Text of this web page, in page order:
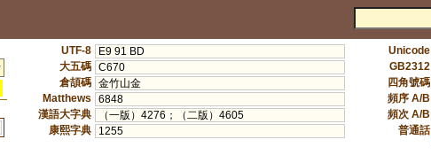
UTF-8
E9 91 BD
大五碼 C670
倉頡碼 金竹山金
Matthews
6848
漢語大字典
（一版）4276；（二版）4605
康熙字典
1255
Unicode
GB2312
四角號碼
頻序 A/B
頻次 A/B
普通話